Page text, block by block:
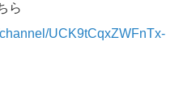
ら
UCK9tCqxZWFnTx-